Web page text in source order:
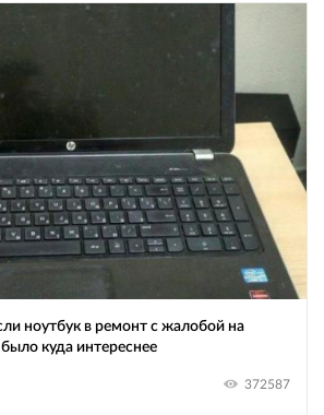
ноутбук в ремонт с жалобой на
было куда интереснее
372587